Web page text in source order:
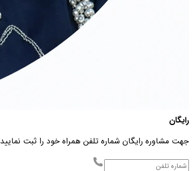
رایگان
جهت مشاوره رایگان شماره تلفن همراه خود را ثبت نمایید